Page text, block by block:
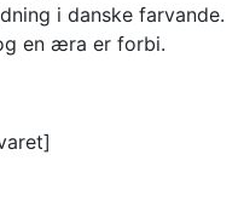
i danske farvande.
en æra er forbi.